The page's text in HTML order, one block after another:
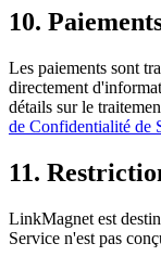
10.
Les paiements sont
directement
détails sur le
de Confidentialité de
11.
LinkMagnet est
Service n'est pas